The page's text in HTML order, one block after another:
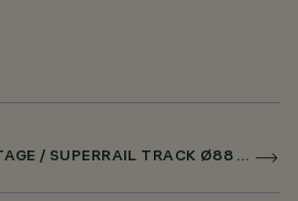
NEWFO FOR LOW VOLTAGE / SUPERRAIL TRACK Ø88 MM